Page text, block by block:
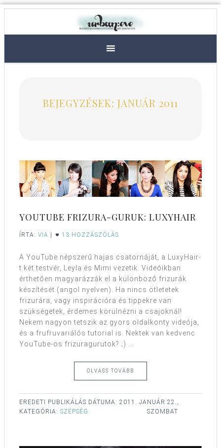
BEJEGYZÉSEK: JANUÁR 2011
YOUTUBE FRIZURA-GURUK: LUXYHAIR
ÍRTA: VIA 13 HOZZÁSZÓLÁS
A YouTube népszerű hajas csatornáját, a LuxyHair-
t két testvér, Leyla és Mimi vezetik. Videóikban
érthetően magyarázzák el a különböző frizurák
készítését (angol nyelven). Ha nincs ötletetek
frizurára, vagy inspirációra és tippekre van
szükségetek, érdemes körülnézni a csajoknál!
Nekem nagyon tetszik az gyors oldalkonty videója,
és a frufruvariálós tutorial is. Nektek van kedvenc
YouTube-os frizuragurutok? ;) ...
OLVASS TOVÁBB
EREDETI PUBLIKÁLÁS DÁTUMA: 2011. JANUÁR 22.,
SZOMBAT
KATEGÓRIA: SZÉPSÉG